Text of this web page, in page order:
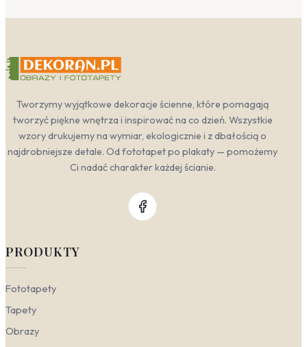
Tworzymy wyjątkowe dekoracje ścienne, które pomagają
tworzyć piękne wnętrza i inspirować na co dzień. Wszystkie
wzory drukujemy na wymiar, ekologicznie i z dbałością o
najdrobniejsze detale. Od fototapet po plakaty — pomożemy
Ci nadać charakter każdej ścianie.
PRODUKTY
Fototapety
Tapety
Obrazy